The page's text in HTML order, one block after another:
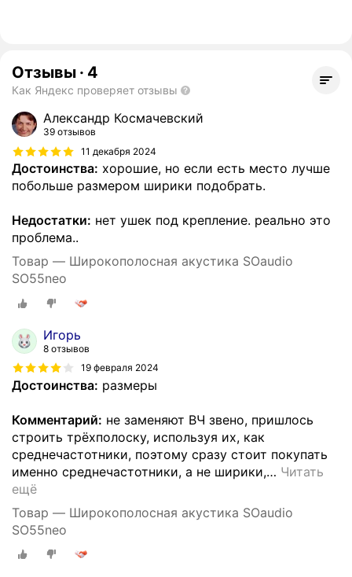
Отзывы · 4
Как Яндекс проверяет отзывы
Александр Космачевский
39 отзывов
11 декабря 2024
Достоинства: хорошие, но если есть место лучше
побольше размером ширики подобрать.
Недостатки: нет ушек под крепление. реально это
проблема..
Товар — Широкополосная акустика SOaudio
SO55neo
Игорь
8 отзывов
19 февраля 2024
Достоинства: размеры
Комментарий: не заменяют ВЧ звено, пришлось
строить трёхполоску, используя их, как
среднечастотники, поэтому сразу стоит покупать
именно среднечастотники, а не ширики,… Читать
ещё
Товар — Широкополосная акустика SOaudio
SO55neo